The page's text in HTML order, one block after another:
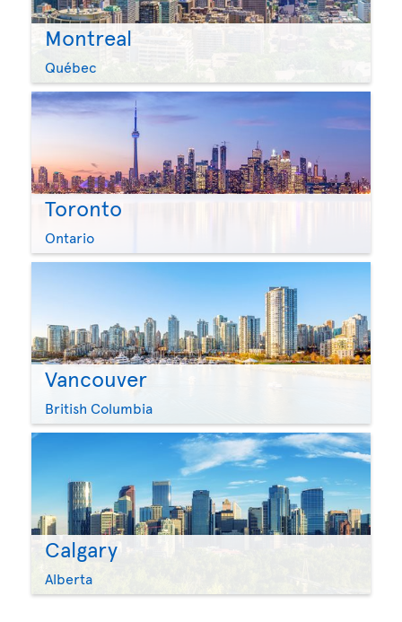
Montreal
Québec
Toronto
Ontario
Vancouver
British Columbia
Calgary
Alberta